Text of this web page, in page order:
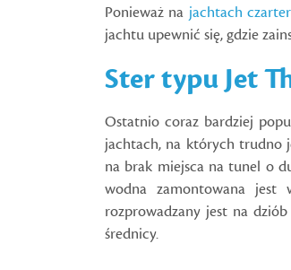
Ponieważ na jachtach
jachtu upewnić się, gdzie
Ster typu Jet
Ostatnio coraz bardziej
jachtach, na których trudno
na brak miejsca na tunel o
wodna zamontowana
rozprowadzany jest na
średnicy.